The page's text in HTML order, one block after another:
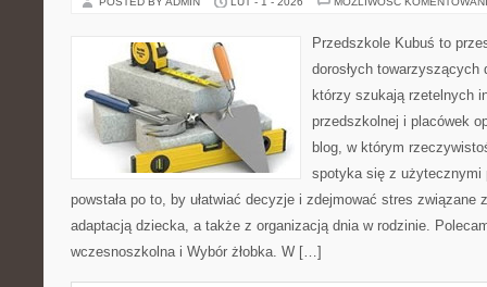
Przedszkole Kubuś to
dorosłych
którzy szukają rzetelnych
przedszkolnej i placówek
blog, w którym
spotyka się z użytecznymi
powstała po to, by ułatwiać decyzje i zdejmować stres związane
adaptacją dziecka, a także z organizacją dnia w rodzinie.
wczesnoszkolna i Wybór żłobka. W […]